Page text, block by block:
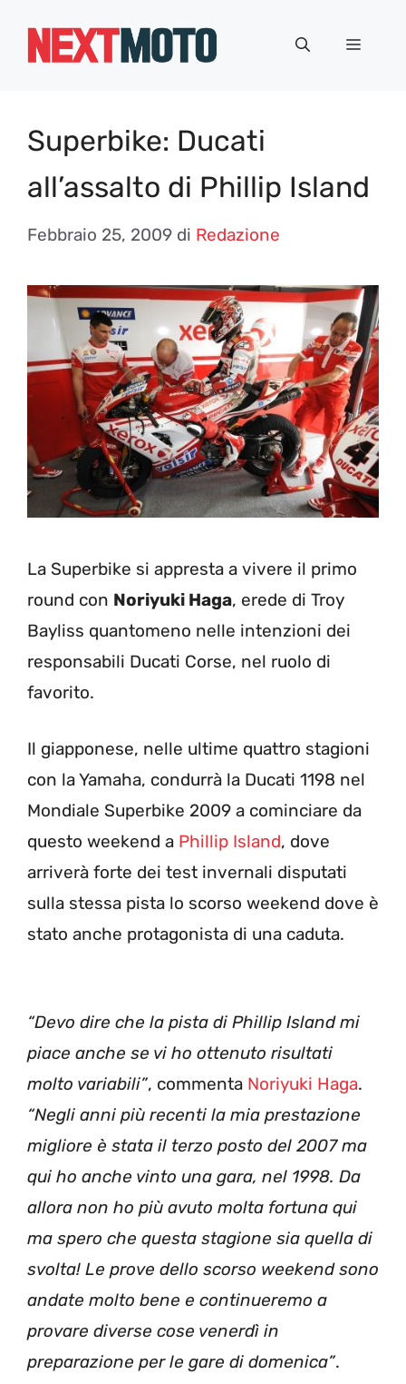
Menu
Superbike: Ducati
all’assalto di Phillip Island
Febbraio 25, 2009 di Redazione
La Superbike si appresta a vivere il primo
round con Noriyuki Haga, erede di Troy
Bayliss quantomeno nelle intenzioni dei
responsabili Ducati Corse, nel ruolo di
favorito.
Il giapponese, nelle ultime quattro stagioni
con la Yamaha, condurrà la Ducati 1198 nel
Mondiale Superbike 2009 a cominciare da
questo weekend a Phillip Island, dove
arriverà forte dei test invernali disputati
sulla stessa pista lo scorso weekend dove è
stato anche protagonista di una caduta.
“Devo dire che la pista di Phillip Island mi
piace anche se vi ho ottenuto risultati
molto variabili”, commenta Noriyuki Haga.
“Negli anni più recenti la mia prestazione
migliore è stata il terzo posto del 2007 ma
qui ho anche vinto una gara, nel 1998. Da
allora non ho più avuto molta fortuna qui
ma spero che questa stagione sia quella di
svolta! Le prove dello scorso weekend sono
andate molto bene e continueremo a
provare diverse cose venerdì in
preparazione per le gare di domenica”.